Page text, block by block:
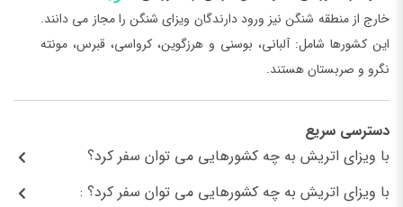
خارج از منطقه شنگن نیز ورود دارندگان ویزای شنگن را مجاز می دانند.
این کشورها شامل: آلبانی، بوسنی و هرزگوین، کرواسی، قبرس، مونته
نگرو و صربستان هستند.
دسترسی سریع
با ویزای اتریش به چه کشورهایی می توان سفر کرد؟
با ویزای اتریش به چه کشورهایی می توان سفر کرد؟ :